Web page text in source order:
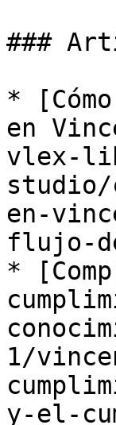
###
*
en
vlex-
en-
flujo-
*
1/
y-el-